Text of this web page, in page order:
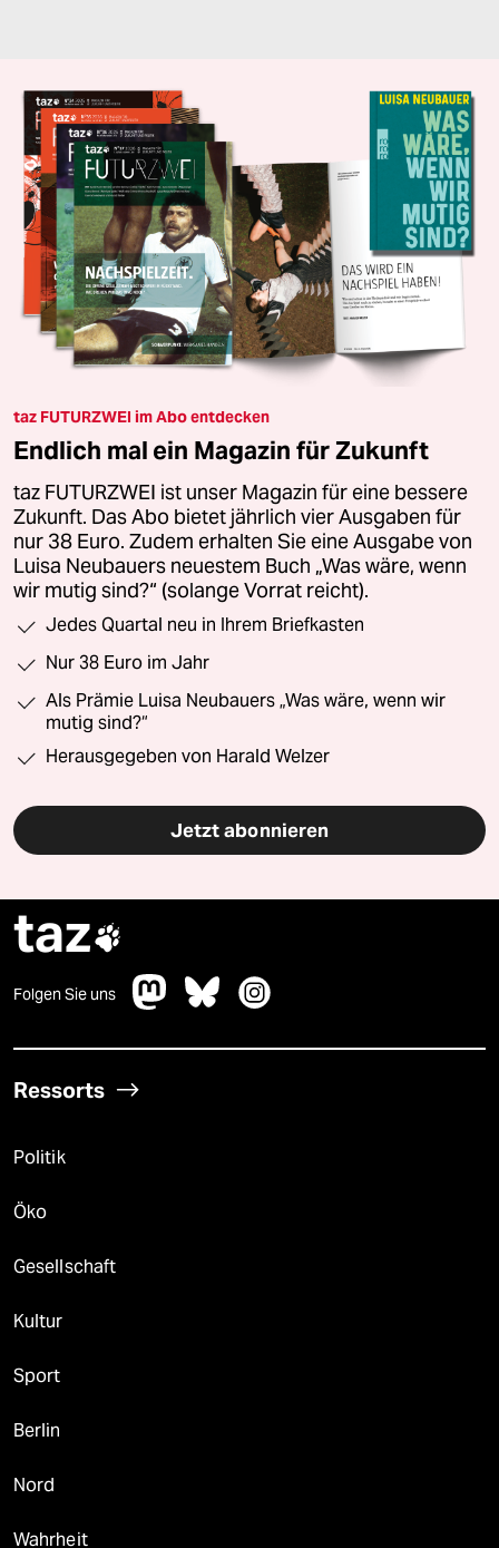
taz FUTURZWEI im Abo entdecken
Endlich mal ein Magazin für Zukunft
taz FUTURZWEI ist unser Magazin für eine bessere
Zukunft. Das Abo bietet jährlich vier Ausgaben für
nur 38 Euro. Zudem erhalten Sie eine Ausgabe von
Luisa Neubauers neuestem Buch „Was wäre, wenn
wir mutig sind?“ (solange Vorrat reicht).
Jedes Quartal neu in Ihrem Briefkasten
Nur 38 Euro im Jahr
Als Prämie Luisa Neubauers „Was wäre, wenn wir
mutig sind?“
Herausgegeben von Harald Welzer
Jetzt abonnieren
taz
Folgen Sie uns
Ressorts
Politik
Öko
Gesellschaft
Kultur
Sport
Berlin
Nord
Wahrheit